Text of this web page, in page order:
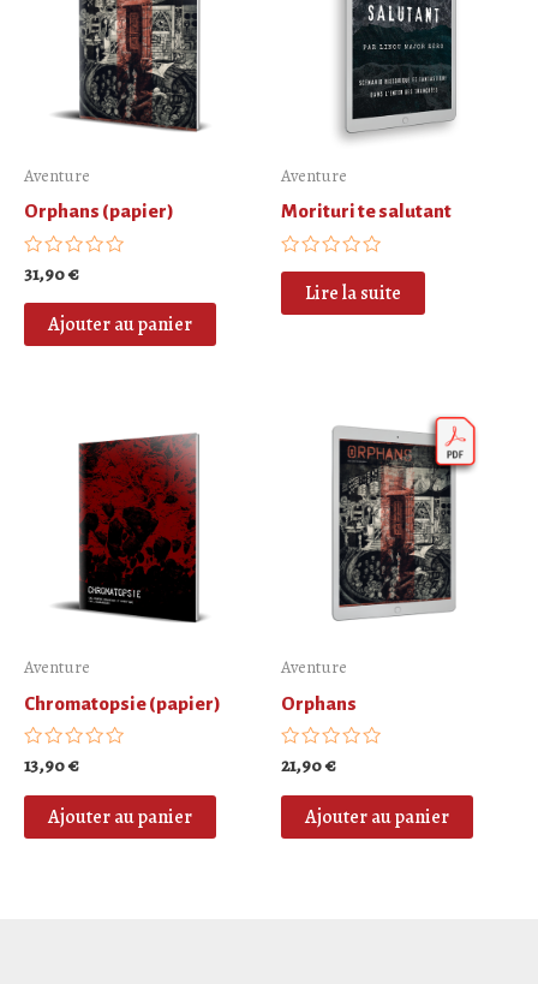
Aventure
Orphans (papier)
Note
0
sur
31,90€
Ajouter au panier
Aventure
Morituri te salutant
Note
sur
5
Lire la suite
Aventure
Chromatopsie (papier)
Note
0
sur
13,90€
Ajouter au panier
Aventure
Orphans
Note
sur
21,90€
Ajouter au panier